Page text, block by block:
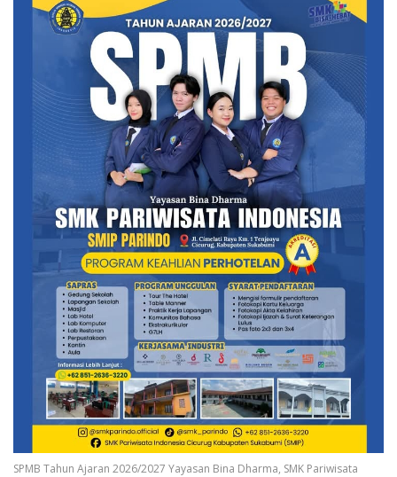
SPMB Tahun Ajaran 2026/2027 Yayasan Bina Dharma, SMK Pariwisata